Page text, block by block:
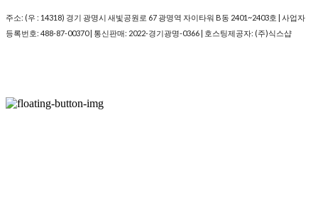
주소: (우 : 14318) 경기 광명시 새빛공원로 67 광명역 자이타워 B동 2401~2403호 | 사업자
등록번호: 488-87-00370| 통신판매: 2022-경기광명-0366 | 호스팅제공자: (주)식스샵